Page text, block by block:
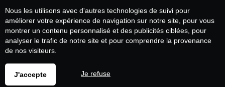
Nous les utilisons avec d'autres technologies de suivi pour
améliorer votre expérience de navigation sur notre site, pour vous
montrer un contenu personnalisé et des publicités ciblées, pour
analyser le trafic de notre site et pour comprendre la provenance
de nos visiteurs.
J'accepte Je refuse